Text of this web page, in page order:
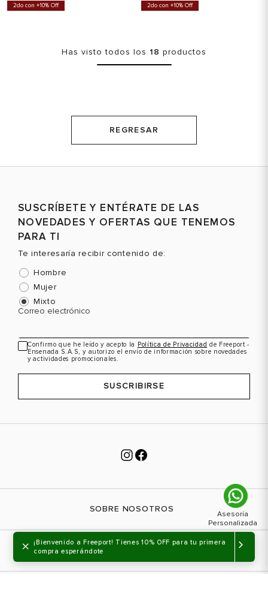
×
¡Bienvenido a Freeport! Tienes 10% OFF para tu primera
compra esperándote
2do con +10% Off 2do con +10% Off
Has visto todos los 18 productos
REGRESAR
SUSCRÍBETE Y ENTÉRATE DE LAS
NOVEDADES Y OFERTAS QUE TENEMOS
PARA TI
Te interesaría recibir contenido de:
Hombre
Mujer
Mixto
Correo electrónico
Confirmo que he leído y acepto la Política de Privacidad de Freeport -
Ensenada S.A.S, y autorizo el envío de información sobre novedades
y actividades promocionales.
SUSCRIBIRSE
SOBRE NOSOTROS
¿NECESITAS AYUDA?